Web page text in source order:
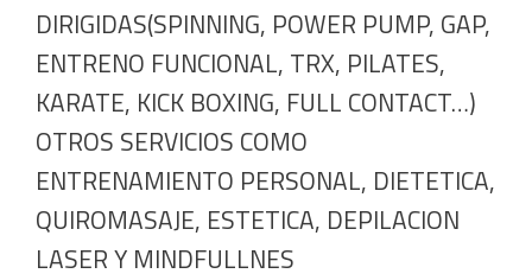
DIRIGIDAS(SPINNING, POWER PUMP, GAP,
ENTRENO FUNCIONAL, TRX, PILATES,
KARATE, KICK BOXING, FULL CONTACT…)
OTROS SERVICIOS COMO
ENTRENAMIENTO PERSONAL, DIETETICA,
QUIROMASAJE, ESTETICA, DEPILACION
LASER Y MINDFULLNES